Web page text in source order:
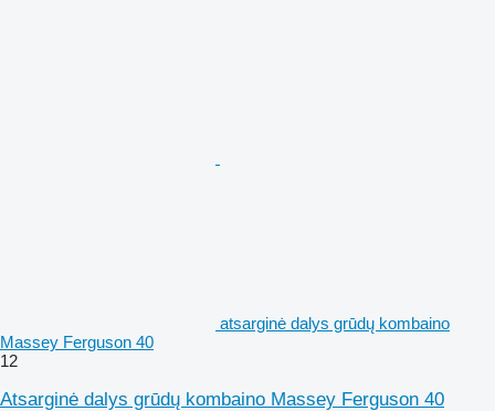
atsarginė dalys grūdų kombaino
Massey Ferguson 40
12
Atsarginė dalys grūdų kombaino Massey Ferguson 40